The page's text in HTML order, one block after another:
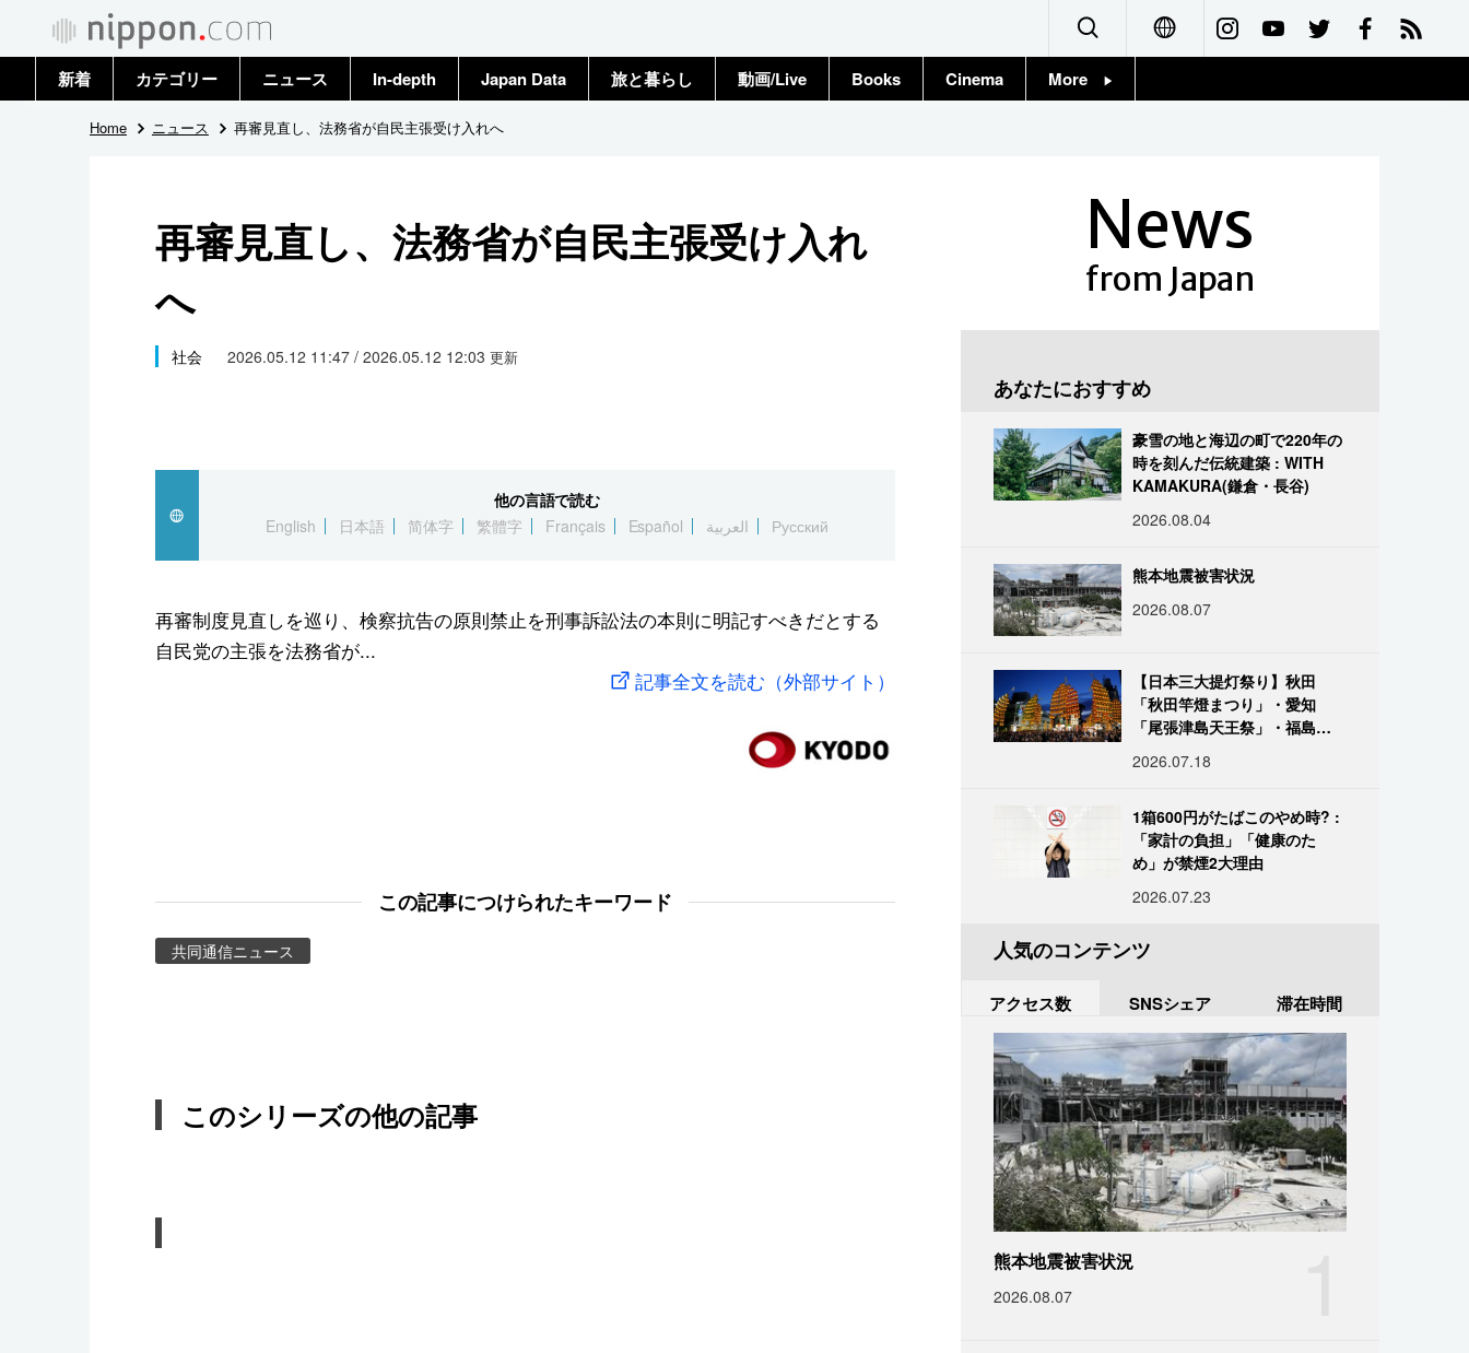
Français
新着 カテゴリー
政治・外交
国際
社会
文化
スポーツ・東京2020
ニュース
トップ
In-depth Japan Data 旅と暮らし 動画/Live Books Cinema More
Home ニュース 再審見直し、法務省が自民主張受け入れへ
再審見直し、法務省が自民主張受け入れ
へ
社会 2026.05.12 11:47 / 2026.05.12 12:03 更新
他の言語で読む
English
日本語 简体字 繁體字 Français Español العربية Русский
再審制度見直しを巡り、検察抗告の原則禁止を刑事訴訟法の本則に明記すべきだとする
自民党の主張を法務省が...
記事全文を読む（外部サイト）
この記事につけられたキーワード
共同通信ニュース
このシリーズの他の記事
News
from Japan
あなたにおすすめ
豪雪の地と海辺の町で220年の
時を刻んだ伝統建築 : WITH
KAMAKURA(鎌倉・長谷)
2026.08.04
熊本地震被害状況
2026.08.07
【日本三大提灯祭り】秋田
「秋田竿燈まつり」・愛知
「尾張津島天王祭」・福島
だしい灯火が夜空を照らす光
2026.07.18
1箱600円がたばこのやめ時? :
「家計の負担」「健康のた
め」が禁煙2大理由
2026.07.23
人気のコンテンツ
アクセス数 SNSシェア 滞在時間
熊本地震被害状況
2026.08.07